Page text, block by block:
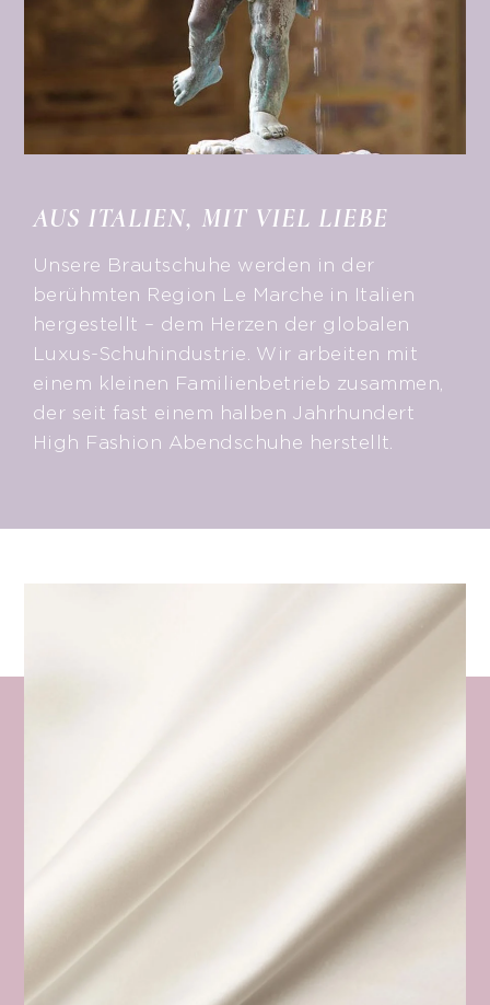
AUS ITALIEN, MIT VIEL LIEBE
Unsere Brautschuhe werden in der
berühmten Region Le Marche in Italien
hergestellt – dem Herzen der globalen
Luxus-Schuhindustrie. Wir arbeiten mit
einem kleinen Familienbetrieb zusammen,
der seit fast einem halben Jahrhundert
High Fashion Abendschuhe herstellt.